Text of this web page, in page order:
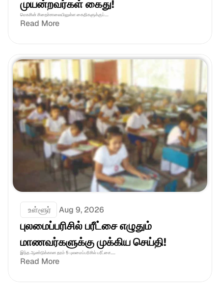
முயன்றவர்கள் கைது!
மெகசின் சிறைச்சாலையிலுள்ள கைதிகளுக்குப்....
Read More
உள்ளூர் Aug 9, 2026
புலமைப்பரிசில் பரீட்சை எழுதும்
மாணவர்களுக்கு முக்கிய செய்தி!
இந்த ஆண்டுக்கான தரம் 5 புலமைப்பரிசில் பரீட்சை.....
Read More